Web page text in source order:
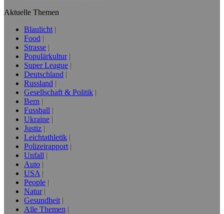
Aktuelle Themen
Blaulicht
Food
Strasse
Populärkultur
Super League
Deutschland
Russland
Gesellschaft & Politik
Bern
Fussball
Ukraine
Justiz
Leichtathletik
Polizeirapport
Unfall
Auto
USA
People
Natur
Gesundheit
Alle Themen